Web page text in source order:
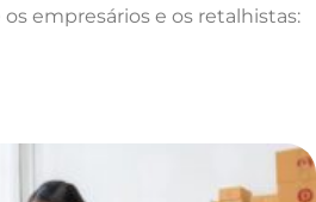
empresários e os retalhistas: